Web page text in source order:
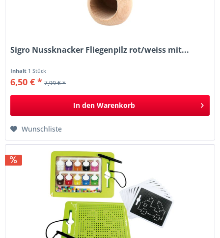
Sigro Nussknacker Fliegenpilz rot/weiss mit...
Inhalt 1 Stück
6,50 € * 7,99 € *
In den Warenkorb
Wunschliste